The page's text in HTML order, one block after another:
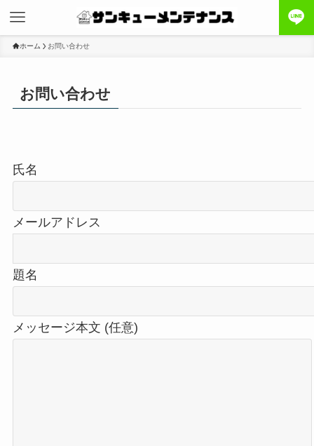
ホーム お問い合わせ
お問い合わせ
氏名
メールアドレス
題名
メッセージ本文 (任意)